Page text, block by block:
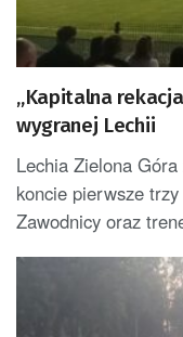
„Kapitalna
wygranej Lechii
Lechia Zielona
koncie pierwsze
Zawodnicy oraz